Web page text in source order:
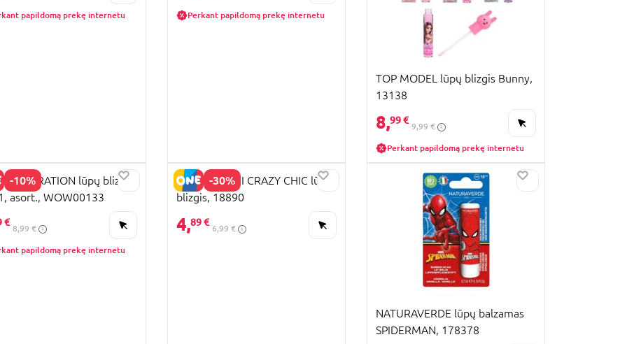
papildomą prekę internetu Perkant papildomą prekę internetu
TOP MODEL lūpų blizgis Bunny,
13138
8,99 €
9,99 €
Perkant papildomą prekę internetu
-10%
GENERATION lūpų blizgis,
asort., WOW00133
€
8,99 €
papildomą prekę internetu
-30%
CLEMENTONI CRAZY CHIC lūpų
blizgis, 18890
4,89 €
6,99 €
NATURAVERDE lūpų balzamas
SPIDERMAN, 178378